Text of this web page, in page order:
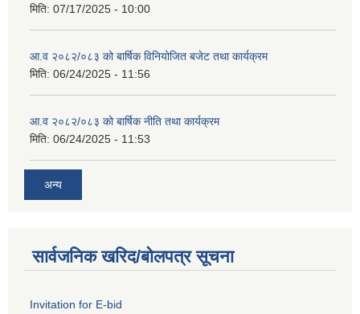
मिति: 07/17/2025 - 10:00
आ.व २०८२/०८३ को बार्षिक विनियोजित बजेट तथा कार्यक्रम
मिति: 06/24/2025 - 11:56
आ.व २०८२/०८३ को बार्षिक नीति तथा कार्यक्रम
मिति: 06/24/2025 - 11:53
अन्य
सार्वजनिक खरिद/बोलपत्र सूचना
Invitation for E-bid